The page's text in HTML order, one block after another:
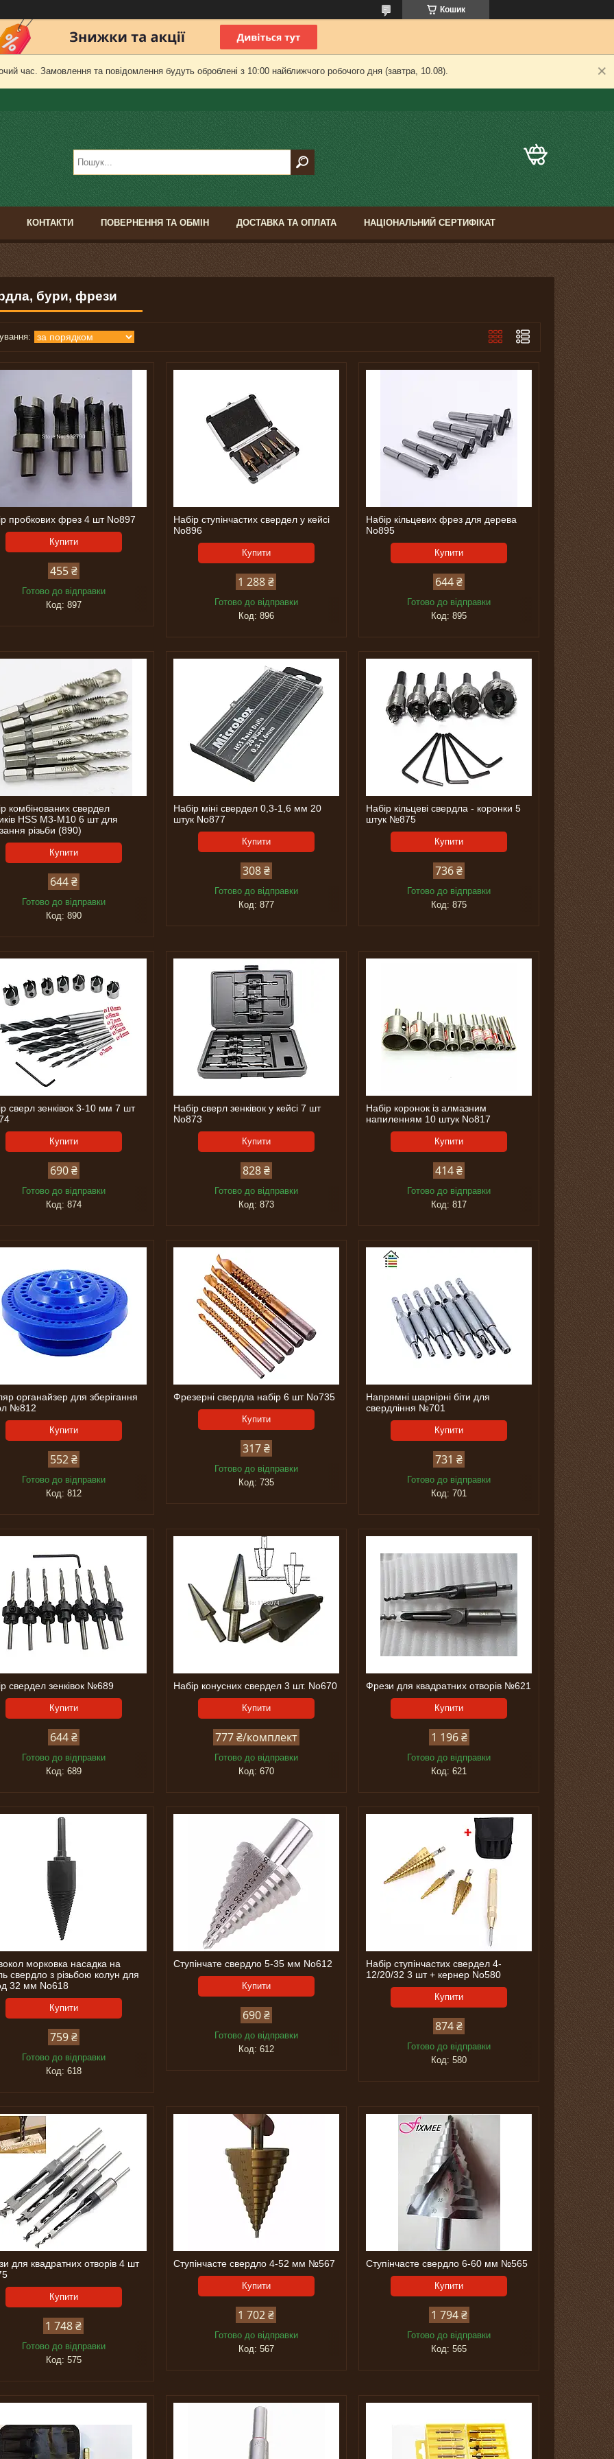
Кошик
час. Замовлення та повідомлення будуть оброблені з 10:00 найближчого робочого дня (завтра, 10.08).
КОНТАКТИ ПОВЕРНЕННЯ ТА ОБМІН ДОСТАВКА ТА ОПЛАТА НАЦІОНАЛЬНИЙ СЕРТИФІКАТ
бури, фрези
пробкових фрез 4 шт No897
Купити
455 ₴
Готово до відправки
897
Набір ступінчастих свердел у кейсі
No896
Купити
1 288 ₴
Готово до відправки
896
Набір кільцевих фрез для дерева
No895
Купити
644 ₴
Готово до відправки
895
комбінованих свердел
HSS M3-M10 6 шт для
різьби (890)
Купити
644 ₴
Готово до відправки
890
Набір міні свердел 0,3-1,6 мм 20
штук No877
Купити
308 ₴
Готово до відправки
877
Набір кільцеві свердла - коронки 5
штук №875
Купити
736 ₴
Готово до відправки
875
сверл зенківок 3-10 мм 7 шт
Купити
690 ₴
Готово до відправки
874
Набір сверл зенківок у кейсі 7 шт
No873
Купити
828 ₴
Готово до відправки
873
Набір коронок із алмазним
напиленням 10 штук No817
Купити
414 ₴
Готово до відправки
817
органайзер для зберігання
№812
Купити
552 ₴
Готово до відправки
812
Фрезерні свердла набір 6 шт No735
Купити
317 ₴
Готово до відправки
735
Напрямні шарнірні біти для
свердління №701
Купити
731 ₴
Готово до відправки
701
свердел зенківок №689
Купити
644 ₴
Готово до відправки
689
Набір конусних свердел 3 шт. No670
Купити
777 ₴/комплект
Готово до відправки
670
Фрези для квадратних отворів №621
Купити
1 196 ₴
Готово до відправки
621
морковка насадка на
свердло з різьбою колун для
32 мм No618
Купити
759 ₴
Готово до відправки
618
Ступінчате свердло 5-35 мм No612
Купити
690 ₴
Готово до відправки
612
Набір ступінчастих свердел 4-
12/20/32 3 шт + кернер No580
Купити
874 ₴
Готово до відправки
580
для квадратних отворів 4 шт
Купити
1 748 ₴
Готово до відправки
575
Ступінчасте свердло 4-52 мм №567
Купити
1 702 ₴
Готово до відправки
567
Ступінчасте свердло 6-60 мм №565
Купити
1 794 ₴
Готово до відправки
565